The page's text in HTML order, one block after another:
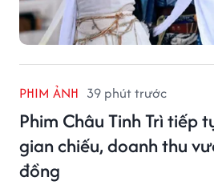
PHIM ẢNH 39 phút trước
Phim Châu Tinh Trì tiếp
gian chiếu, doanh thu
đồng